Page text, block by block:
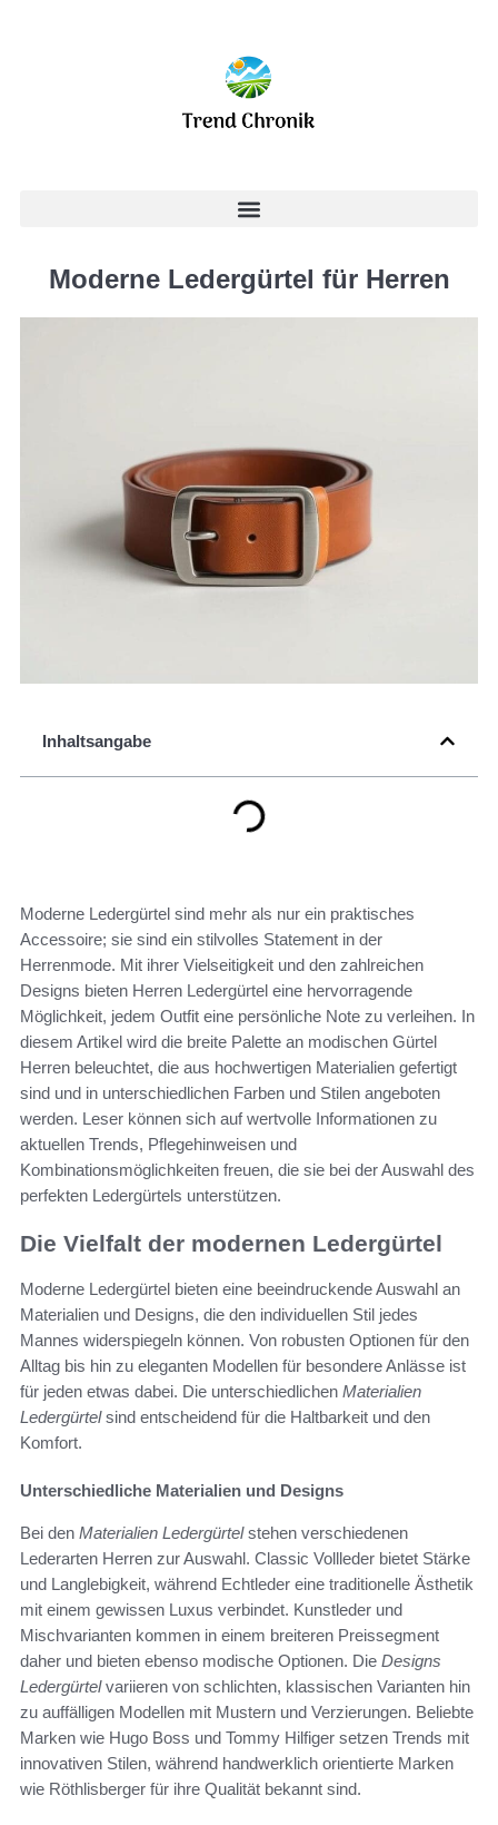
Moderne Ledergürtel für Herren
Inhaltsangabe
Moderne Ledergürtel sind mehr als nur ein praktisches
Accessoire; sie sind ein stilvolles Statement in der
Herrenmode. Mit ihrer Vielseitigkeit und den zahlreichen
Designs bieten Herren Ledergürtel eine hervorragende
Möglichkeit, jedem Outfit eine persönliche Note zu verleihen. In
diesem Artikel wird die breite Palette an modischen Gürtel
Herren beleuchtet, die aus hochwertigen Materialien gefertigt
sind und in unterschiedlichen Farben und Stilen angeboten
werden. Leser können sich auf wertvolle Informationen zu
aktuellen Trends, Pflegehinweisen und
Kombinationsmöglichkeiten freuen, die sie bei der Auswahl des
perfekten Ledergürtels unterstützen.
Die Vielfalt der modernen Ledergürtel
Moderne Ledergürtel bieten eine beeindruckende Auswahl an
Materialien und Designs, die den individuellen Stil jedes
Mannes widerspiegeln können. Von robusten Optionen für den
Alltag bis hin zu eleganten Modellen für besondere Anlässe ist
für jeden etwas dabei. Die unterschiedlichen Materialien
Ledergürtelsind entscheidend für die Haltbarkeit und den
Komfort.
Unterschiedliche Materialien und Designs
Bei den Materialien Ledergürtelstehen verschiedenen
Lederarten Herren zur Auswahl. Classic Vollleder bietet Stärke
und Langlebigkeit, während Echtleder eine traditionelle Ästhetik
mit einem gewissen Luxus verbindet. Kunstleder und
Mischvarianten kommen in einem breiteren Preissegment
daher und bieten ebenso modische Optionen. Die Designs
Ledergürtelvariieren von schlichten, klassischen Varianten hin
zu auffälligen Modellen mit Mustern und Verzierungen. Beliebte
Marken wie Hugo Boss und Tommy Hilfiger setzen Trends mit
innovativen Stilen, während handwerklich orientierte Marken
wie Röthlisberger für ihre Qualität bekannt sind.